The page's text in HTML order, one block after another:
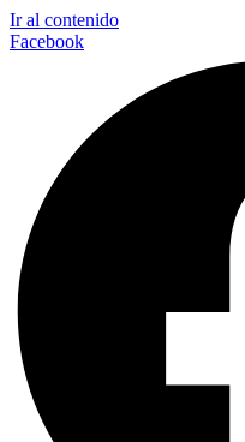
Ir al contenido
Facebook